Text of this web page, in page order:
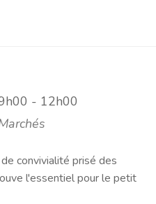
- 12h00
convivialité prisé des
l'essentiel pour le petit